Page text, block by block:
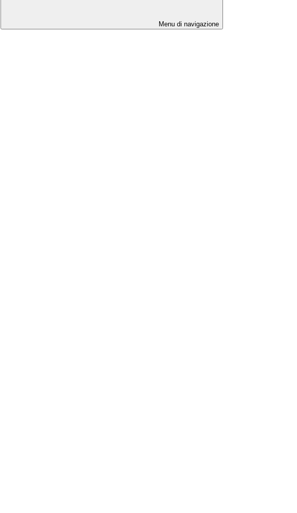
Menu di navigazione